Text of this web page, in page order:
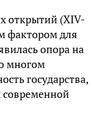
открытий (XIV-
фактором для
опора на
многом
государства,
современной